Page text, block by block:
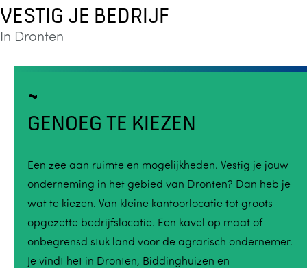
VESTIG JE BEDRIJF
In Dronten
GENOEG TE KIEZEN
Een zee aan ruimte en mogelijkheden. Vestig je jouw
onderneming in het gebied van Dronten? Dan heb je
wat te kiezen. Van kleine kantoorlocatie tot groots
opgezette bedrijfslocatie. Een kavel op maat of
onbegrensd stuk land voor de agrarisch ondernemer.
Je vindt het in Dronten, Biddinghuizen en